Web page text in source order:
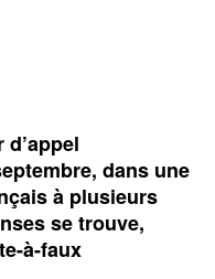
dans une
à plusieurs
se trouve,
à-faux